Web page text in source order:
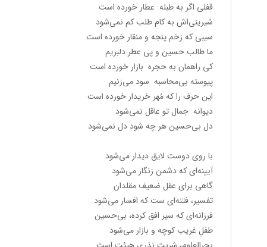
قفلی اگر به طبله عطار خورده است
شیرینی‌اش به کام طلب کم نمی‌شود
سیبی که زخم پنجه و منقار خورده است
ما طالب حسین و پی عطر دلبریم
کی راهمان به حجره بازار خورده است
پیوسته بی‌محاسبه سود می‌زنیم
این حرف را که مُهر خریدار خورده است
دیوانه جمال تو عاقل نمی‌شود
دل بی‌حسین هر چه شود دل نمی‌شود
با روی دوست لایق دیدار می‌شود
آیینه‌ای که دشمن زنگار می‌شود
گاهی برای عقل ضعیف مقلدان
تفسیر، فتنه‌ای ست که افسار می‌شود
فرزانه‌ای که سیر افق کرده، بی‌حسین
طفلِ غریب کوچه و بازار می‌شود